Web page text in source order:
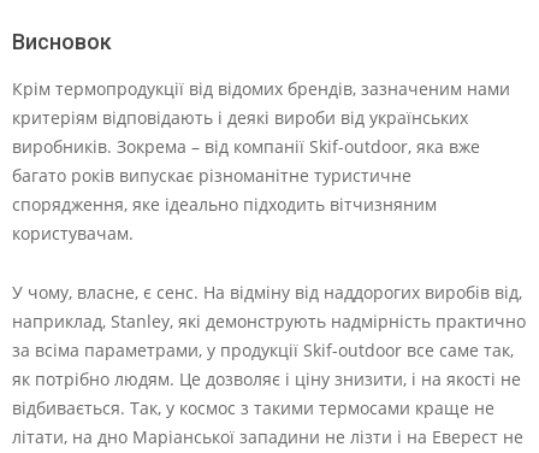
Висновок
Крім термопродукції від відомих брендів, зазначеним нами
критеріям відповідають і деякі вироби від українських
виробників. Зокрема – від компанії Skif-outdoor, яка вже
багато років випускає різноманітне туристичне
спорядження, яке ідеально підходить вітчизняним
користувачам.
У чому, власне, є сенс. На відміну від наддорогих виробів від,
наприклад, Stanley, які демонструють надмірність практично
за всіма параметрами, у продукції Skif-outdoor все саме так,
як потрібно людям. Це дозволяє і ціну знизити, і на якості не
відбивається. Так, у космос з такими термосами краще не
літати, на дно Маріанської западини не лізти і на Еверест не